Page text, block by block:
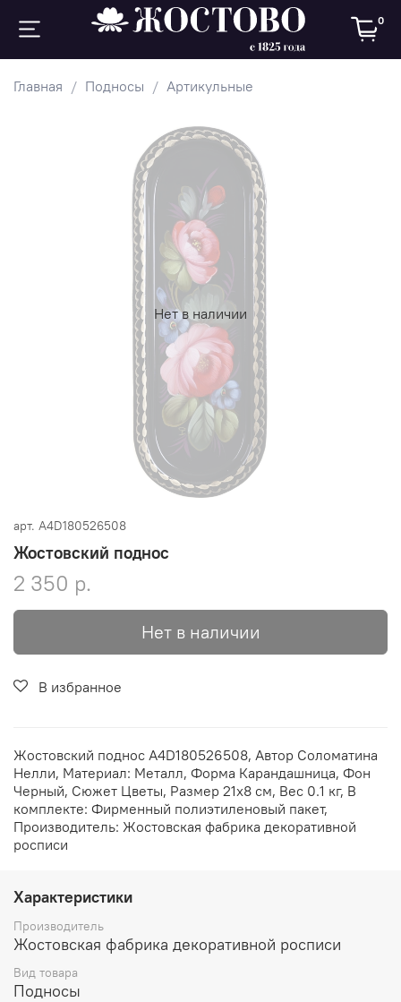
0
Главная Подносы Артикульные
Нет в наличии
арт. A4D180526508
Жостовский поднос
2 350 р.
Нет в наличии
В избранное
Жостовский поднос A4D180526508, Автор Соломатина
Нелли, Материал: Металл, Форма Карандашница, Фон
Черный, Сюжет Цветы, Размер 21х8 см, Вес 0.1 кг, В
комплекте: Фирменный полиэтиленовый пакет,
Производитель: Жостовская фабрика декоративной
росписи
Характеристики
Производитель
Жостовская фабрика декоративной росписи
Вид товара
Подносы